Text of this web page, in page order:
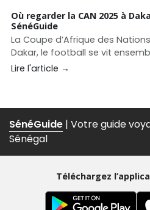
Où regarder la CAN 2025 à
SénéGuide
La Coupe d’Afrique des
Dakar, le football se vit
ferveur et la convivialité. Entre
Lire l'article →
SénéGuide | Votre guide
Sénégal
Téléchargez